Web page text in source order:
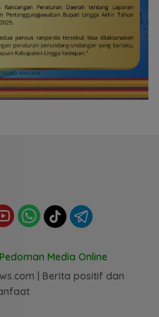
Pedoman Media Online
| Berita positif dan